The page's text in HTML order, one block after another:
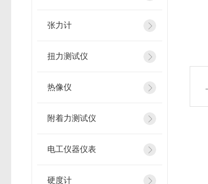
张力计
扭力测试仪
热像仪
附着力测试仪
电工仪器仪表
硬度计